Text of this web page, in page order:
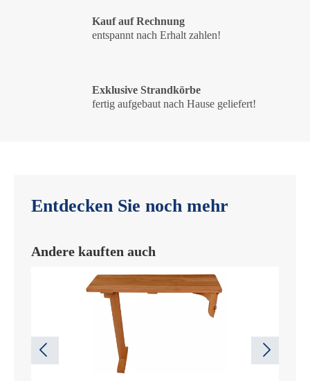
Kauf auf Rechnung
entspannt nach Erhalt zahlen!
Exklusive Strandkörbe
fertig aufgebaut nach Hause geliefert!
Entdecken Sie noch mehr
Andere kauften auch